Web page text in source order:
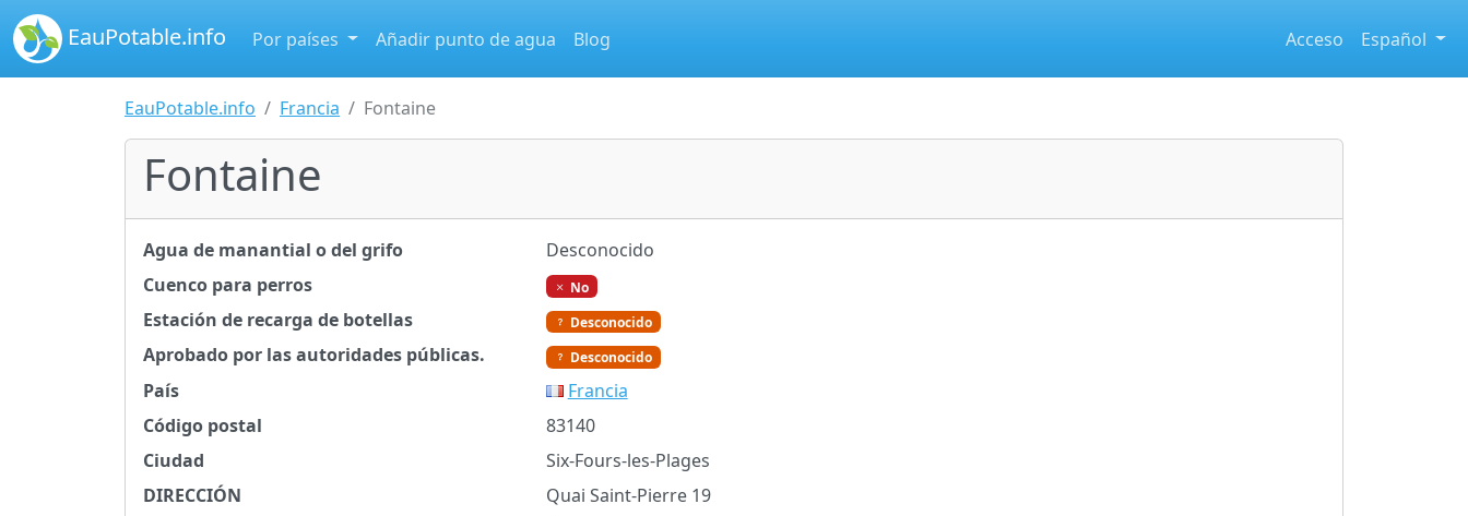
EauPotable.info Por países Añadir punto de agua Blog Acceso Español
EauPotable.info Francia Fontaine
Fontaine
Agua de manantial o del grifo
Desconocido
Cuenco para perros
No
Estación de recarga de botellas Desconocido
Aprobado por las autoridades públicas. Desconocido
País
Francia
Código postal
83140
Ciudad
Six-Fours-les-Plages
DIRECCIÓN
Quai Saint-Pierre 19